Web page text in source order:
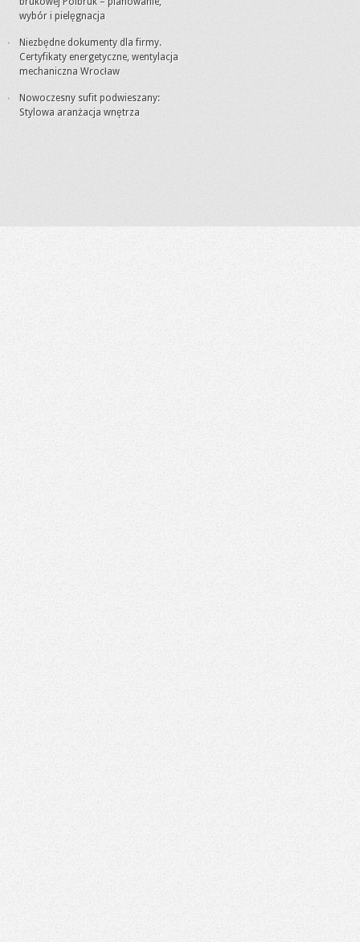
wybór i pielęgnacja
Niezbędne dokumenty dla firmy.
Certyfikaty energetyczne, wentylacja
mechaniczna Wrocław
Nowoczesny sufit podwieszany:
Stylowa aranżacja wnętrza